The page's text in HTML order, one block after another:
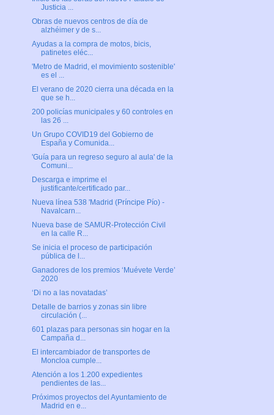
Justicia ...
Obras de nuevos centros de día de
alzhéimer y de s...
Ayudas a la compra de motos, bicis,
patinetes eléc...
'Metro de Madrid, el movimiento sostenible'
es el ...
El verano de 2020 cierra una década en la
que se h...
200 policías municipales y 60 controles en
las 26 ...
Un Grupo COVID19 del Gobierno de
España y Comunida...
'Guía para un regreso seguro al aula' de la
Comuni...
Descarga e imprime el
justificante/certificado par...
Nueva línea 538 'Madrid (Príncipe Pío) -
Navalcarn...
Nueva base de SAMUR-Protección Civil
en la calle R...
Se inicia el proceso de participación
pública de l...
Ganadores de los premios ‘Muévete Verde’
2020
‘Di no a las novatadas’
Detalle de barrios y zonas sin libre
circulación (...
601 plazas para personas sin hogar en la
Campaña d...
El intercambiador de transportes de
Moncloa cumple...
Atención a los 1.200 expedientes
pendientes de las...
Próximos proyectos del Ayuntamiento de
Madrid en e...